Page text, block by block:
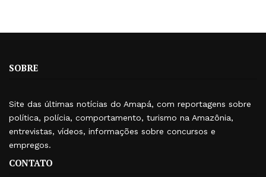
SOBRE
Site das últimas notícias do Amapá, com reportagens sobre
política, polícia, comportamento, turismo na Amazônia,
entrevistas, vídeos, informações sobre concursos e
empregos.
CONTATO